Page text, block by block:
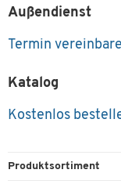
Außendienst
Termin
Katalog
Kostenlos
Produktsortiment